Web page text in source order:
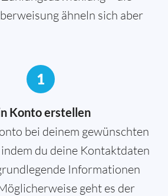
ähneln sich aber
1
Konto erstellen
bei deinem gewünschten
du deine Kontaktdaten
Informationen
geht es der